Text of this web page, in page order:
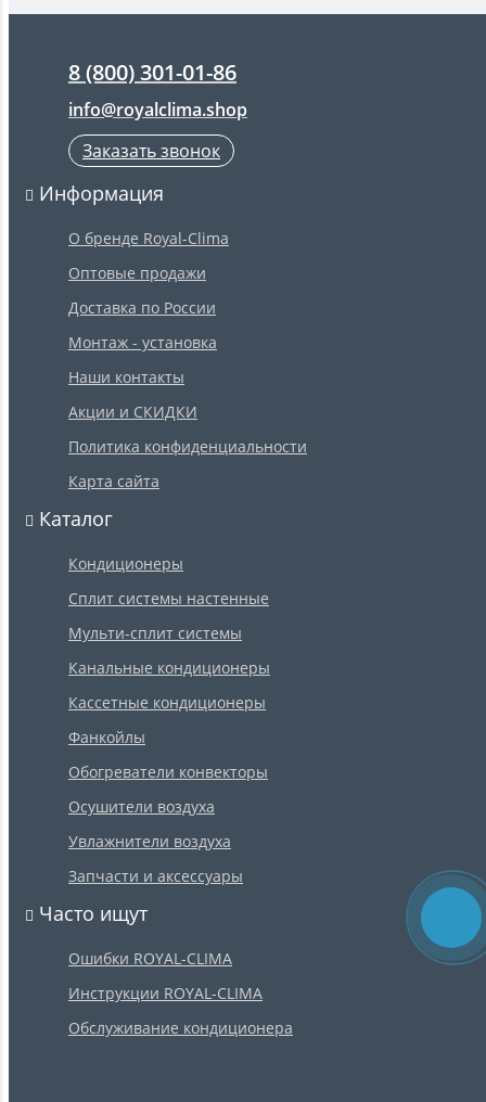
8 (800) 301-01-86
info@royalclima.shop
Заказать звонок
Информация
О бренде Royal-Clima
Оптовые продажи
Доставка по России
Монтаж - установка
Наши контакты
Акции и СКИДКИ
Политика конфиденциальности
Карта сайта
Каталог
Кондиционеры
Сплит системы настенные
Мульти-сплит системы
Канальные кондиционеры
Кассетные кондиционеры
Фанкойлы
Обогреватели конвекторы
Осушители воздуха
Увлажнители воздуха
Запчасти и аксессуары
Часто ищут
Ошибки ROYAL-CLIMA
Инструкции ROYAL-CLIMA
Обслуживание кондиционера